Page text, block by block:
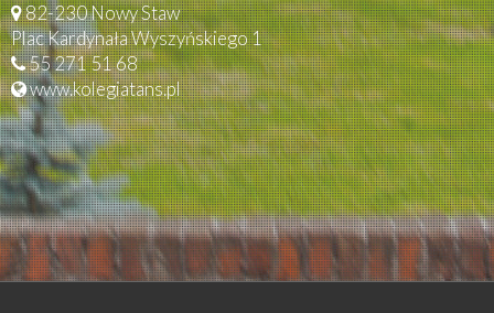
82-230 Nowy Staw
Plac Kardynała Wyszyńskiego 1
55 271 51 68
www.kolegiatans.pl